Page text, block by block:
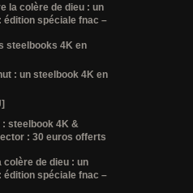
la colère de dieu : un
édition spéciale fnac –
steelbooks 4K en
: un steelbook 4K en
steelbook 4K &
: 30 euros offerts
colère de dieu : un
édition spéciale fnac –